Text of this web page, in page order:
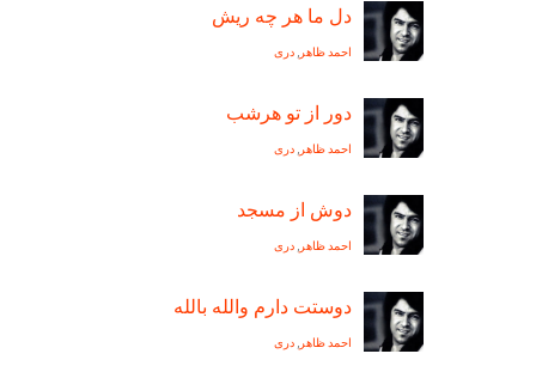
دل ما هر چه ريش
احمد ظاهر دری
دور از تو هرشب
احمد ظاهر دری
دوش از مسجد
احمد ظاهر دری
دوستت دارم والله بالله
احمد ظاهر دری